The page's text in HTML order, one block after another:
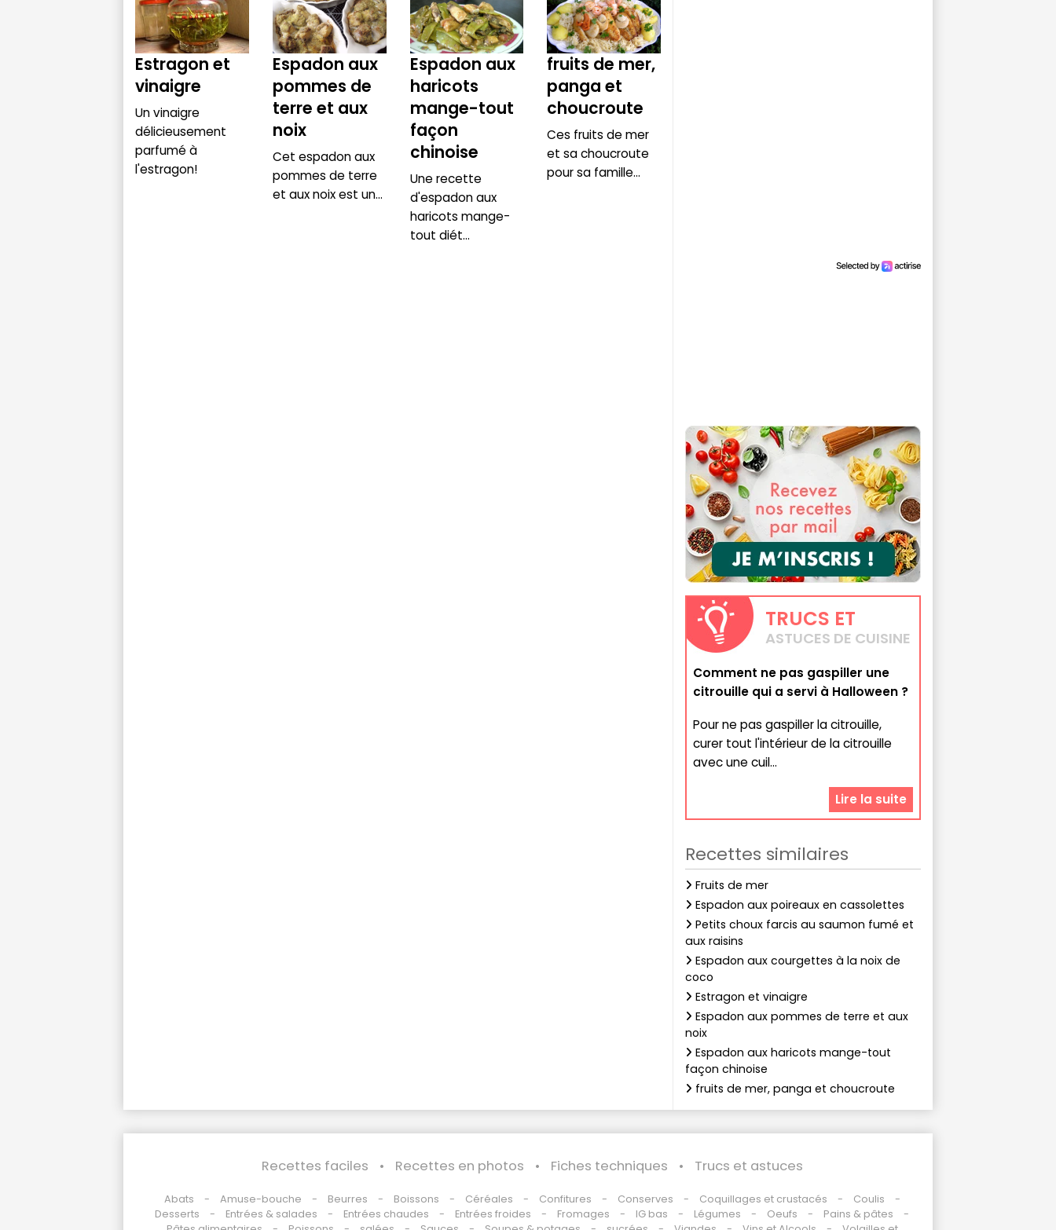
Estragon et
vinaigre
Un vinaigre
délicieusement
parfumé à
l'estragon!
Espadon aux
pommes de
terre et aux
noix
Cet espadon aux
pommes de terre
et aux noix est un...
Espadon aux
haricots
mange-tout
façon
chinoise
Une recette
d'espadon aux
haricots mange-
tout diét...
fruits de mer,
panga et
choucroute
Ces fruits de mer
et sa choucroute
pour sa famille...
TRUCS ET
ASTUCES DE CUISINE
Comment ne pas gaspiller une
citrouille qui a servi à Halloween ?
Pour ne pas gaspiller la citrouille,
curer tout l'intérieur de la citrouille
avec une cuil...
Lire la suite
Recettes similaires
Fruits de mer
Espadon aux poireaux en cassolettes
Petits choux farcis au saumon fumé et
aux raisins
Espadon aux courgettes à la noix de
coco
Estragon et vinaigre
Espadon aux pommes de terre et aux
noix
Espadon aux haricots mange-tout
façon chinoise
fruits de mer, panga et choucroute
Recettes faciles Recettes en photos Fiches techniques Trucs et astuces
Abats Amuse-bouche Beurres Boissons Céréales Confitures Conserves Coquillages et crustacés
Coulis
Desserts
Entrées & salades Entrées chaudes Entrées froides Fromages IG bas Légumes Oeufs
Pains & pâtes